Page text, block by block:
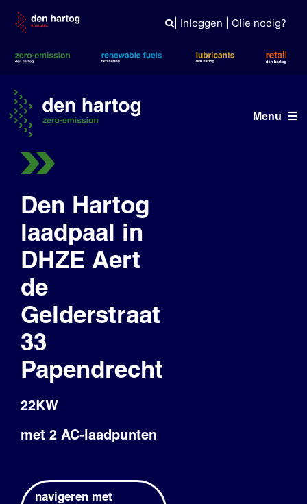
content
| Inloggen Olie nodig?
Menu
Projecten
Netwerk
Blog
Den Hartog
laadpaal in
DHZE Aert
de
Gelderstraat
33
Papendrecht
22KW
met 2 AC-laadpunten
navigeren met